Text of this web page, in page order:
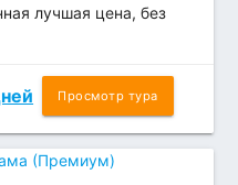
лучшая цена, без
Просмотр тура